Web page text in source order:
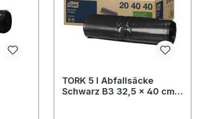
TORK 5 l Abfallsäcke
Schwarz B3 32,5 x 40 cm